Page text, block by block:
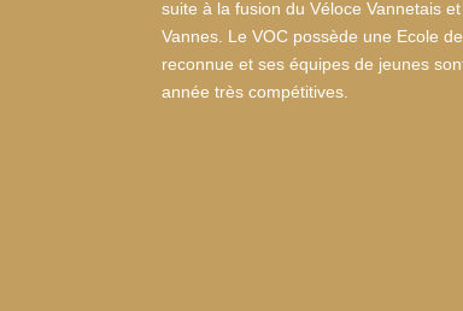
suite à la fusion du Véloce Vannetais
Vannes. Le VOC possède une Ecole
reconnue et ses équipes de jeunes
année très compétitives.